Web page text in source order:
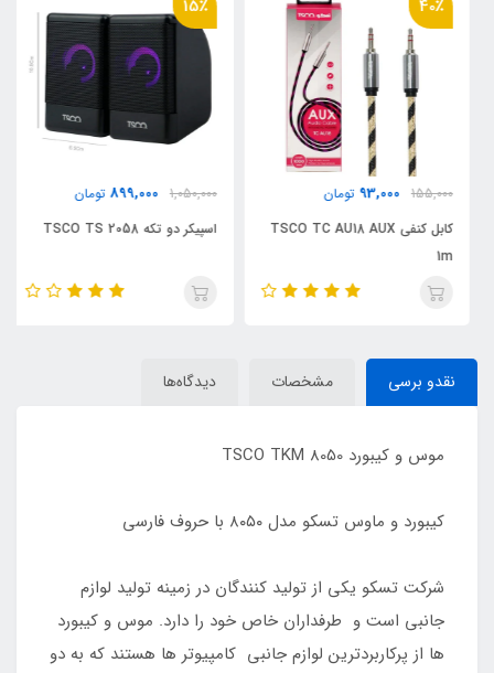
40٪
155,000
93,000 تومان
کابل کنفی TSCO TC AU18 AUX
1m
15٪
1,050,000
899,000 تومان
اسپیکر دو تکه TSCO TS 2058
نقدو برسی مشخصات دیدگاه‌ها
موس و کیبورد TSCO TKM 8050
کیبورد و ماوس تسکو مدل ۸۰۵۰ با حروف فارسی
شرکت تسکو یکی از تولید کنندگان در زمینه تولید لوازم
جانبی است و طرفداران خاص خود را دارد. موس و کیبورد
ها از پرکاربردترین لوازم جانبی کامپیوتر ها هستند که به دو